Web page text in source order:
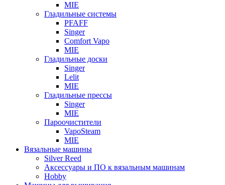
MIE
Гладильные системы
PFAFF
Singer
Comfort Vapo
MIE
Гладильные доски
Singer
Lelit
MIE
Гладильные прессы
Singer
MIE
Пароочистители
VapoSteam
MIE
Вязальные машины
Silver Reed
Аксессуары и ПО к вязальным машинам
Hobby